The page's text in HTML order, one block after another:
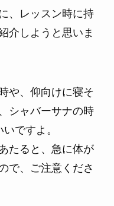
、レッスン時に持
介しようと思いま
や、仰向けに寝そ
シャバーサナの時
ですよ。
たると、急に体が
で、ご注意くださ